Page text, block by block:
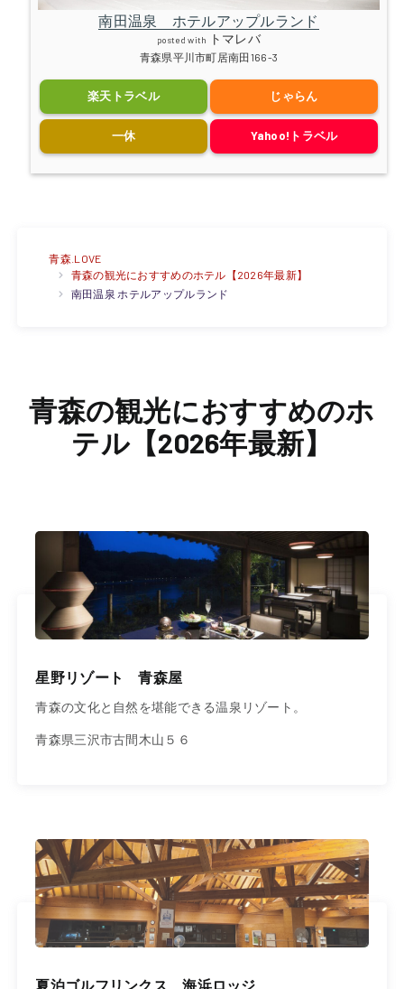
南田温泉 ホテルアップルランド
posted with トマレバ
青森県平川市町居南田166-3
楽天トラベル じゃらん
一休 Yahoo!トラベル
青森.LOVE
青森の観光におすすめのホテル【2026年最新】
南田温泉 ホテルアップルランド
青森の観光におすすめのホ
テル【2026年最新】
星野リゾート 青森屋
青森の文化と自然を堪能できる温泉リゾート。
青森県三沢市古間木山５６
夏泊ゴルフリンクス 海浜ロッジ